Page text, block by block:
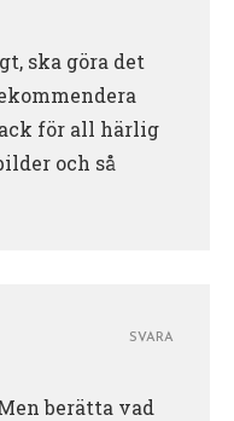
ska göra det
för all härlig
och så
berätta vad
SVARA